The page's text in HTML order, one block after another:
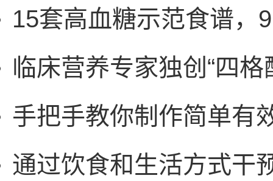
15套高血糖示范食谱，
临床营养专家独创“四格
手把手教你制作简单有
通过饮食和生活方式干